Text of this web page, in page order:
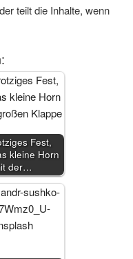
teilt die Inhalte, wenn
Fest,
kleine Horn
der…